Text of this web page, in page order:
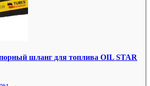
шланг для топлива OIL STAR